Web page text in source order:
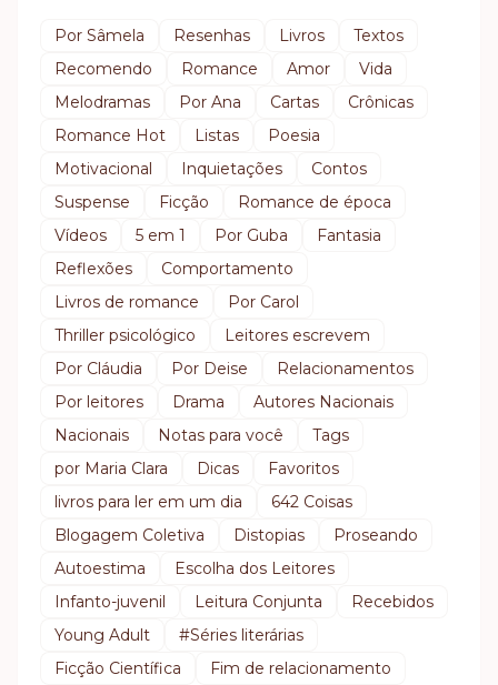
Por Sâmela Resenhas Livros
Textos
Recomendo
Romance Amor
Vida
Melodramas
Por Ana Cartas
Crônicas
Romance Hot
Listas
Poesia
Motivacional
Inquietações
Contos
Suspense
Ficção
Romance de época
Vídeos
5 em 1 Por Guba
Fantasia
Reflexões
Comportamento
Livros de romance
Por Carol
Thriller psicológico
Leitores escrevem
Por Cláudia
Por Deise
Relacionamentos
Por leitores
Drama
Autores Nacionais
Nacionais
Notas para você
Tags
por Maria Clara
Dicas
Favoritos
livros para ler em um dia
642 Coisas
Blogagem Coletiva
Distopias
Proseando
Autoestima
Escolha dos Leitores
Infanto-juvenil
Leitura Conjunta
Recebidos
Young Adult
#Séries literárias
Ficção Científica
Fim de relacionamento